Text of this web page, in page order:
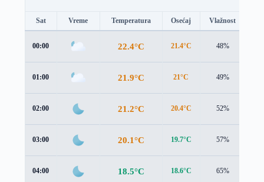
Sat Vreme Temperatura Osećaj Vlažnost
00:00 22.4°C 21.4°C 48%
01:00 21.9°C 21°C 49%
02:00 21.2°C 20.4°C 52%
03:00 20.1°C 19.7°C 57%
04:00 18.5°C 18.6°C 65%